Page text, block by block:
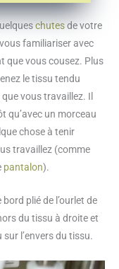
chutesde votre
familiariser avec
que vous cousez. Plus
le tissu tendu
vous travaillez. Il
qu’avec un morceau
chose à tenir
travaillez (comme
pantalon).
plié de l’ourlet de
du tissu à droite et
l’envers du tissu.